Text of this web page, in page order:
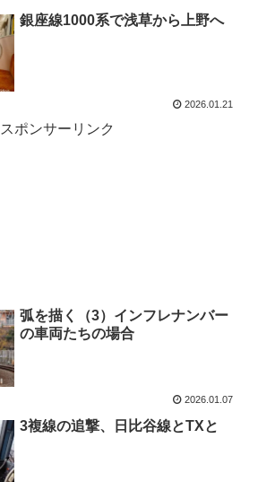
銀座線1000系で浅草から上野へ
2026.01.21
スポンサーリンク
弧を描く（3）インフレナンバー
の車両たちの場合
2026.01.07
3複線の追撃、日比谷線とTXと